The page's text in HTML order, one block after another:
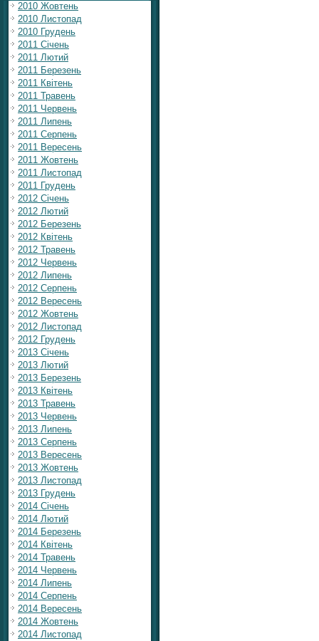
2010 Жовтень
2010 Листопад
2010 Грудень
2011 Січень
2011 Лютий
2011 Березень
2011 Квітень
2011 Травень
2011 Червень
2011 Липень
2011 Серпень
2011 Вересень
2011 Жовтень
2011 Листопад
2011 Грудень
2012 Січень
2012 Лютий
2012 Березень
2012 Квітень
2012 Травень
2012 Червень
2012 Липень
2012 Серпень
2012 Вересень
2012 Жовтень
2012 Листопад
2012 Грудень
2013 Січень
2013 Лютий
2013 Березень
2013 Квітень
2013 Травень
2013 Червень
2013 Липень
2013 Серпень
2013 Вересень
2013 Жовтень
2013 Листопад
2013 Грудень
2014 Січень
2014 Лютий
2014 Березень
2014 Квітень
2014 Травень
2014 Червень
2014 Липень
2014 Серпень
2014 Вересень
2014 Жовтень
2014 Листопад